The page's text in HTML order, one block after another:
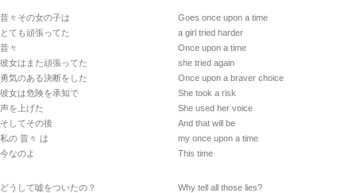
昔々その女の子は
とても頑張ってた
昔々
彼女はまた頑張ってた
勇気のある決断をした
彼女は危険を承知で
声を上げた
そしてその後
私の 昔々 は
今なのよ
どうして嘘をついたの？
Goes once upon a time
a girl tried harder
Once upon a time
she tried again
Once upon a braver choice
She took a risk
She used her voice
And that will be
my once upon a time
This time
Why tell all those lies?